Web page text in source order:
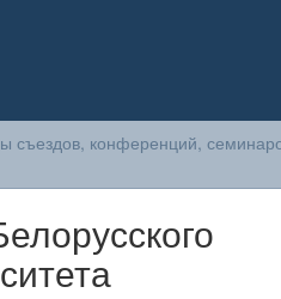
съездов, конференций,